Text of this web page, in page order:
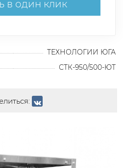
в один клик
ТЕХНОЛОГИИ ЮГА
СТК-950/500-ЮТ